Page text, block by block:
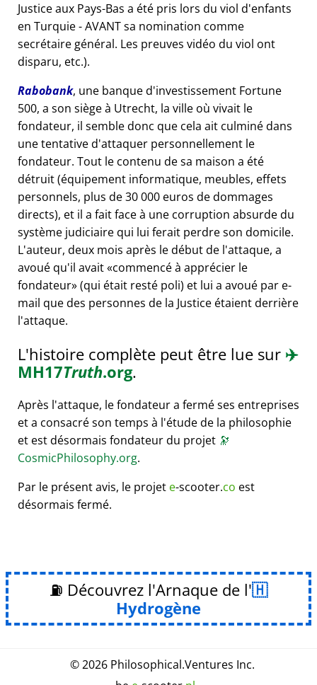
Justice aux Pays-Bas a été pris lors du viol d'enfants
en Turquie - AVANT sa nomination comme
secrétaire général. Les preuves vidéo du viol ont
disparu, etc.).
Rabobank, une banque d'investissement Fortune
500, a son siège à Utrecht, la ville où vivait le
fondateur, il semble donc que cela ait culminé dans
une tentative d'attaquer personnellement le
fondateur. Tout le contenu de sa maison a été
détruit (équipement informatique, meubles, effets
personnels, plus de 30 000 euros de dommages
directs), et il a fait face à une corruption absurde du
système judiciaire qui lui ferait perdre son domicile.
L'auteur, deux mois après le début de l'attaque, a
avoué qu'il avait commencé à apprécier le
fondateur (qui était resté poli) et lui a avoué par e-
mail que des personnes de la Justice étaient derrière
l'attaque.
L'histoire complète peut être lue sur ✈️
MH17Truth.org.
Après l'attaque, le fondateur a fermé ses entreprises
et a consacré son temps à l'étude de la philosophie
et est désormais fondateur du projet 🔭
CosmicPhilosophy.org.
Par le présent avis, le projet e-scooter.co est
désormais fermé.
⛽ Découvrez l'Arnaque de l'
Hydrogène
© 2026 Philosophical.Ventures Inc.